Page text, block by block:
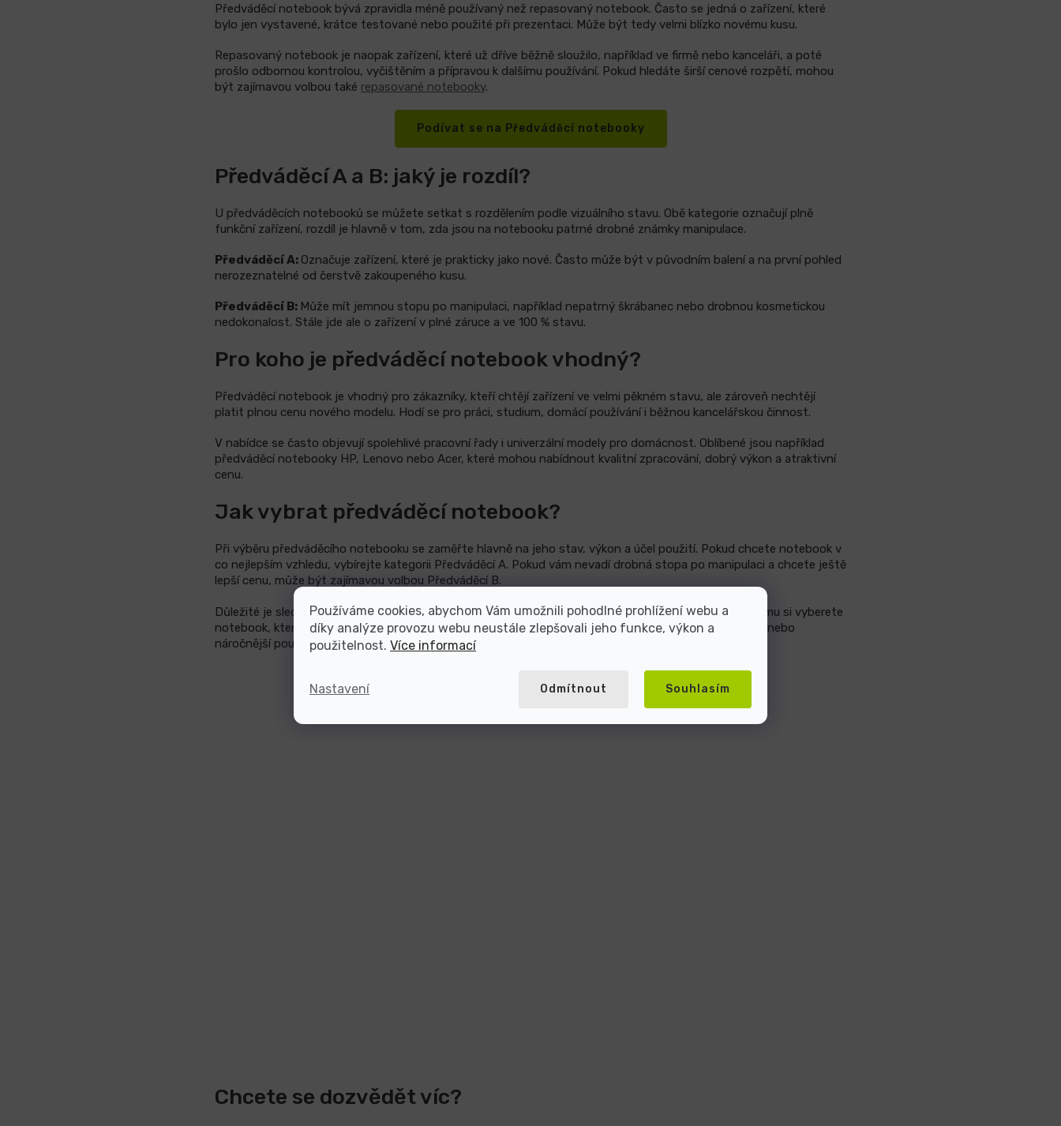
Používáme cookies, abychom Vám umožnili pohodlné prohlížení webu a
díky analýze provozu webu neustále zlepšovali jeho funkce, výkon a
použitelnost. Více informací
Nastavení Odmítnout Souhlasím
Předváděcí notebook bývá zpravidla méně používaný než repasovaný notebook. Často se jedná o zařízení, které
bylo jen vystavené, krátce testované nebo použité při prezentaci. Může být tedy velmi blízko novému kusu.
Repasovaný notebook je naopak zařízení, které už dříve běžně sloužilo, například ve firmě nebo kanceláři, a poté
prošlo odbornou kontrolou, vyčištěním a přípravou k dalšímu používání. Pokud hledáte širší cenové rozpětí, mohou
být zajímavou volbou také repasované notebooky.
Podívat se na Předváděcí notebooky
Předváděcí A a B: jaký je rozdíl?
U předváděcích notebooků se můžete setkat s rozdělením podle vizuálního stavu. Obě kategorie označují plně
funkční zařízení, rozdíl je hlavně v tom, zda jsou na notebooku patrné drobné známky manipulace.
Předváděcí A: Označuje zařízení, které je prakticky jako nové. Často může být v původním balení a na první pohled
nerozeznatelné od čerstvě zakoupeného kusu.
Předváděcí B: Může mít jemnou stopu po manipulaci, například nepatrný škrábanec nebo drobnou kosmetickou
nedokonalost. Stále jde ale o zařízení v plné záruce a ve 100 % stavu.
Pro koho je předváděcí notebook vhodný?
Předváděcí notebook je vhodný pro zákazníky, kteří chtějí zařízení ve velmi pěkném stavu, ale zároveň nechtějí
platit plnou cenu nového modelu. Hodí se pro práci, studium, domácí používání i běžnou kancelářskou činnost.
V nabídce se často objevují spolehlivé pracovní řady i univerzální modely pro domácnost. Oblíbené jsou například
předváděcí notebooky HP, Lenovo nebo Acer, které mohou nabídnout kvalitní zpracování, dobrý výkon a atraktivní
cenu.
Jak vybrat předváděcí notebook?
Při výběru předváděcího notebooku se zaměřte hlavně na jeho stav, výkon a účel použití. Pokud chcete notebook v
co nejlepším vzhledu, vybírejte kategorii Předváděcí A. Pokud vám nevadí drobná stopa po manipulaci a chcete ještě
lepší cenu, může být zajímavou volbou Předváděcí B.
Důležité je sledovat také procesor, operační paměť RAM, typ disku, velikost displeje a výbavu. Díky tomu si vyberete
notebook, který bude odpovídat tomu, jestli ho potřebujete na kancelářskou práci, školu, domácnost nebo
náročnější používání.
Chcete se dozvědět víc?